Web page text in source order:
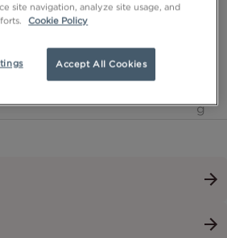
Skyddande läppbalsam med
g
site navigation, analyze site usage, and
Cookie Policy
Accept All Cookies